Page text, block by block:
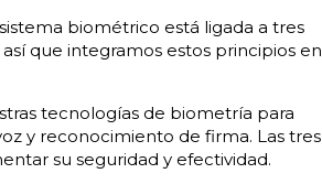
biométrico está ligada a tres
que integramos estos principios en
tecnologías de biometría para
y reconocimiento de firma. Las tres
su seguridad y efectividad.